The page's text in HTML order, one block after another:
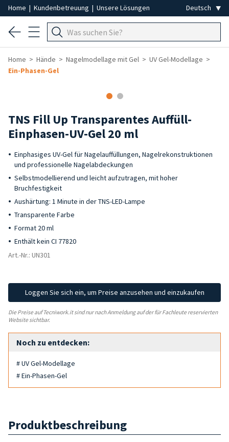
Home | Kundenbetreuung | Unsere Lösungen
Home Hände Nagelmodellage mit Gel
UV Gel-Modellage
Ein-Phasen-Gel
TNS Fill Up Transparentes Auffüll-
Einphasen-UV-Gel 20 ml
Einphasiges UV-Gel für Nagelauffüllungen, Nagelrekonstruktionen
und professionelle Nagelabdeckungen
Selbstmodellierend und leicht aufzutragen, mit hoher
Bruchfestigkeit
Aushärtung: 1 Minute in der TNS-LED-Lampe
Transparente Farbe
Format 20 ml
Enthält kein CI 77820
Art.-Nr.: UN301
Loggen Sie sich ein, um Preise anzusehen und einzukaufen
Die Preise auf Tecniwork.it sind nur nach Anmeldung auf der für Fachleute reservierten
Website sichtbar.
Noch zu entdecken:
# UV Gel-Modellage
# Ein-Phasen-Gel
Produktbeschreibung